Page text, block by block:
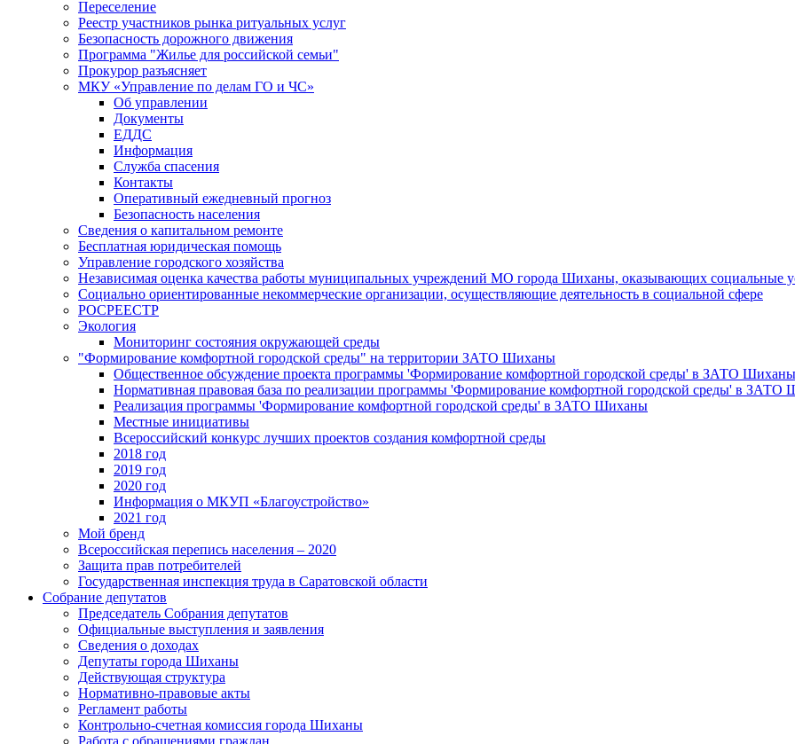
Переселение
Реестр участников рынка ритуальных услуг
Безопасность дорожного движения
Программа "Жилье для российской семьи"
Прокурор разъясняет
МКУ «Управление по делам ГО и ЧС»
Об управлении
Документы
ЕДДС
Информация
Служба спасения
Контакты
Оперативный ежедневный прогноз
Безопасность населения
Сведения о капитальном ремонте
Бесплатная юридическая помощь
Управление городского хозяйства
Независимая оценка качества работы муниципальных учреждений МО города Шиханы, оказывающих социальные
Социально ориентированные некоммерческие организации, осуществляющие деятельность в социальной сфере
РОСРЕЕСТР
Экология
Мониторинг состояния окружающей среды
"Формирование комфортной городской среды" на территории ЗАТО Шиханы
Общественное обсуждение проекта программы 'Формирование комфортной городской среды' в ЗАТО Шиханы
Нормативная правовая база по реализации программы 'Формирование комфортной городской среды' в ЗАТО
Реализация программы 'Формирование комфортной городской среды' в ЗАТО Шиханы
Местные инициативы
Всероссийский конкурс лучших проектов создания комфортной среды
2018 год
2019 год
2020 год
Информация о МКУП «Благоустройство»
2021 год
Мой бренд
Всероссийская перепись населения – 2020
Защита прав потребителей
Государственная инспекция труда в Саратовской области
Собрание депутатов
Председатель Собрания депутатов
Официальные выступления и заявления
Сведения о доходах
Депутаты города Шиханы
Действующая структура
Нормативно-правовые акты
Регламент работы
Контрольно-счетная комиссия города Шиханы
Работа с обращениями граждан